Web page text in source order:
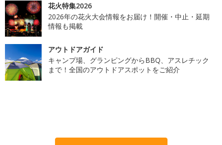
花火特集2026
2026年の花火大会情報をお届け！開催・中止・延期
情報も掲載
アウトドアガイド
キャンプ場、グランピングからBBQ、アスレチック
まで！全国のアウトドアスポットをご紹介